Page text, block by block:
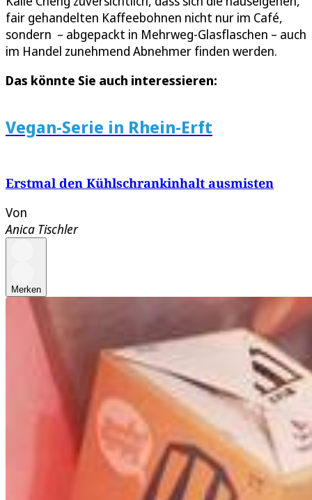
fair gehandelten Kaffeebohnen nicht nur im Café,
sondern – abgepackt in Mehrweg-Glasflaschen – auch
im Handel zunehmend Abnehmer finden werden.
Das könnte Sie auch interessieren:
Vegan-Serie in Rhein-Erft
Erstmal den Kühlschrankinhalt ausmisten
Von
Anica Tischler
Merken